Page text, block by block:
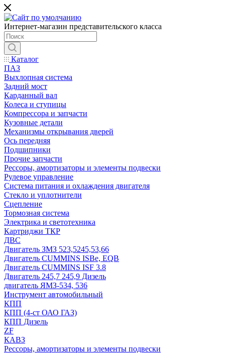
Интернет-магазин представительского класса
Каталог
ПАЗ
Выхлопная система
Задний мост
Карданный вал
Колеса и ступицы
Компрессора и запчасти
Кузовные детали
Механизмы открывания дверей
Ось передняя
Подшипники
Прочие запчасти
Рессоры, амортизаторы и элементы подвески
Рулевое управление
Система питания и охлаждения двигателя
Стекло и уплотнители
Сцепление
Тормозная система
Электрика и светотехника
Картриджи ТКР
ДВС
Двигатель ЗМЗ 523,5245,53,66
Двигатель CUMMINS ISBe, EQB
Двигатель CUMMINS ISF 3.8
Двигатель 245,7 245,9 Дизель
двигатель ЯМЗ-534, 536
Инструмент автомобильный
КПП
КПП (4-ст ОАО ГАЗ)
КПП Дизель
ZF
КАВЗ
Рессоры, амортизаторы и элементы подвески